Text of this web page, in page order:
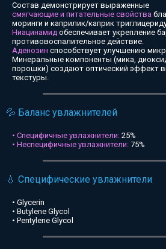
Состав демонстрирует выраженные
смягчающие и питательные свойства
моринги и каприлик/каприк
Ниацинамид обеспечивает укрепление
противовоспалительное действие.
Аденозин способствует улучшению
Минеральные компоненты (мика,
порошки) создают оптический эффект
текстуры.
💦 Баланс увлажнителей
• Специфичные увлажнители: 25%
• Неспецифичные увлажнители: 75%
💧 Специфические увлажнители
• Glycerin
• Butylene Glycol
• Pentylene Glycol